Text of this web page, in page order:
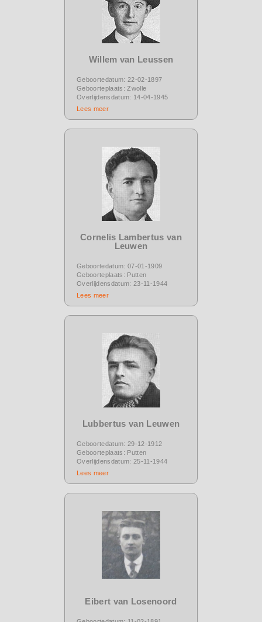
Willem van Leussen
Geboortedatum: 22-02-1897
Geboorteplaats: Zwolle
Overlijdensdatum: 14-04-1945
Lees meer
Cornelis Lambertus van
Leuwen
Geboortedatum: 07-01-1909
Geboorteplaats: Putten
Overlijdensdatum: 23-11-1944
Lees meer
Lubbertus van Leuwen
Geboortedatum: 29-12-1912
Geboorteplaats: Putten
Overlijdensdatum: 25-11-1944
Lees meer
Eibert van Losenoord